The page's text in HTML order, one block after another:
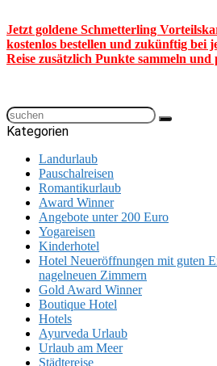
Jetzt goldene Schmetterling
kostenlos bestellen und zukünftig bei
Reise zusätzlich Punkte sammeln
Kategorien
Landurlaub
Pauschalreisen
Romantikurlaub
Award Winner
Angebote unter 200 Euro
Yogareisen
Kinderhotel
Hotel Neueröffnungen mit guten
nagelneuen Zimmern
Gold Award Winner
Boutique Hotel
Hotels
Ayurveda Urlaub
Urlaub am Meer
Städtereise